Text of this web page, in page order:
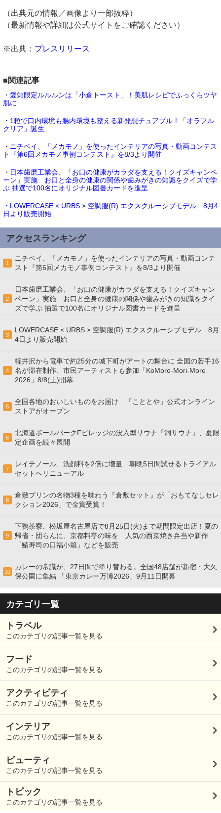
（出典元の情報／画像より一部抜粋）
（最新情報や詳細は公式サイトをご確認ください）
※出典： プレスリリース
■関連記事
・愛知限定ルルルンは「小倉トースト」！美肌レシピでふっくらツヤ
肌に
・1粒で口内環境も腸内環境も整える新発想チュアブル！「オラフル
クリア」誕生
・ニチベイ、「メカモノ」を使ったインテリアの写真・動画コンテス
ト『第6回メカモノ事例コンテスト』を8/3より開催
・日本歯磨工業会、「お口の健康がカラダを支える！クイズキャンペ
ーン」実施 お口と全身の健康の関係や歯みがきの知識をクイズで学
ぶ 抽選で100名にオリジナル図書カードを進呈
・LOWERCASE × URBS × 空調服(R) エクスクルーシブモデル 8月4
日より販売開始
アクセスランキング
1
ニチベイ、「メカモノ」を使ったインテリアの写真・動画コンテ
スト『第6回メカモノ事例コンテスト』を8/3より開催
2
日本歯磨工業会、「お口の健康がカラダを支える！クイズキャン
ペーン」実施 お口と全身の健康の関係や歯みがきの知識をクイ
ズで学ぶ 抽選で100名にオリジナル図書カードを進呈
3
LOWERCASE × URBS × 空調服(R) エクスクルーシブモデル 8月
4日より販売開始
4
軽井沢から電車で約25分の城下町がアートの舞台に 全国の若手16
名が滞在制作、市民アーティストも参加「KoMoro-Mori-More
2026」8/8(土)開幕
5
全国各地のおいしいものをお届け 「こととや」公式オンライン
ストアがオープン
6
北海道ボールパークFビレッジの没入型サウナ「洞サウナ」、夏限
定企画を続々展開
7
レイテノール、洗顔料を2倍に増量 朝晩5日間試せるトライアル
セットへリニューアル
8
倉敷プリンの名物3種を味わう『倉敷セット』が「おもてなしセレ
クション2026」で金賞受賞！
9
下鴨茶寮、松坂屋名古屋店で8月25日(火)まで期間限定出店！夏の
帰省・団らんに、京都料亭の味を 人気の西京焼き弁当や新作
「鯖寿司の口福小箱」などを販売
10
カレーの常識が、27日間で塗り替わる。全国48店舗が新宿・大久
保公園に集結 「東京カレー万博2026」9月11日開幕
カテゴリ一覧
トラベル
このカテゴリの記事一覧を見る
フード
このカテゴリの記事一覧を見る
アクティビティ
このカテゴリの記事一覧を見る
インテリア
このカテゴリの記事一覧を見る
ビューティ
このカテゴリの記事一覧を見る
トピック
このカテゴリの記事一覧を見る